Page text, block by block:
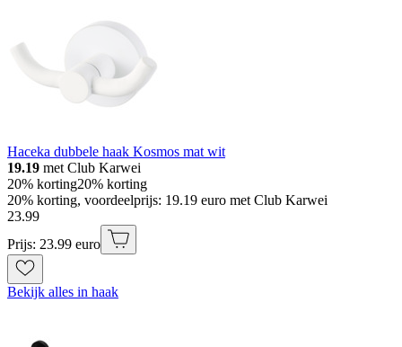
Haceka dubbele haak Kosmos mat wit
19.19 met Club Karwei
20% korting20% korting
20% korting, voordeelprijs: 19.19 euro met Club Karwei
23.99
Prijs: 23.99 euro
Bekijk alles in haak